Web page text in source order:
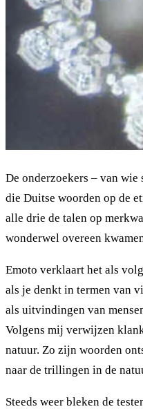
De onderzoekers – van wie
die Duitse woorden op de
alle drie de talen op
wonderwel overeen
Emoto verklaart het als
als je denkt in termen van
als uitvindingen van
Volgens mij verwijzen
natuur. Zo zijn woorden
naar de trillingen in de
Steeds weer bleken de